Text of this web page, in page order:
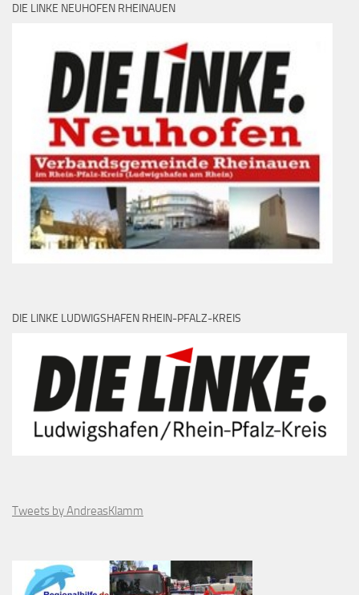
DIE LINKE NEUHOFEN RHEINAUEN
DIE LINKE LUDWIGSHAFEN RHEIN-PFALZ-KREIS
Tweets by AndreasKlamm